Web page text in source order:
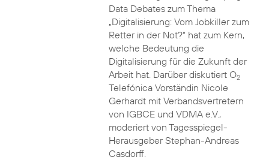
Data Debates zum Thema
„Digitalisierung: Vom Jobkiller zum
Retter in der Not?“ hat zum Kern,
welche Bedeutung die
Digitalisierung für die Zukunft der
Arbeit hat. Darüber diskutiert O2
Telefónica Vorständin Nicole
Gerhardt mit Verbandsvertretern
von IGBCE und VDMA e.V.,
moderiert von Tagesspiegel-
Herausgeber Stephan-Andreas
Casdorff.